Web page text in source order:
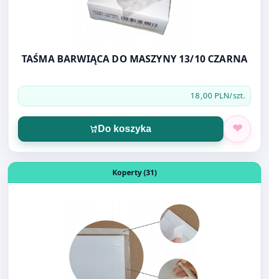
Do koszyka
Otwórz produkt: KOPERTA KURIERSKA C-5 PRZYLGA
Koperty (31)
KOPERTA KURIERSKA C-5 PRZYLGA 175x235mm